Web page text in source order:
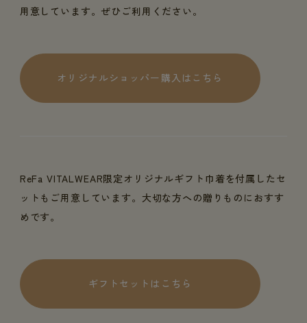
用意しています。ぜひご利用ください。
オリジナルショッパー購入はこちら
ReFa VITALWEAR限定オリジナルギフト巾着を付属したセ
ットもご用意しています。大切な方への贈りものにおすす
めです。
ギフトセットはこちら